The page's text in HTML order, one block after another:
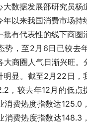
大数据发展部研究员杨
年以来我国消费市场持
批有代表性的线下商圈
势，至2月6日已较去
商圈人气日渐兴旺。
明显。截至2月22日，
，较去年12月的低点
消费热度指数达125.0
消费热度指数达148.3